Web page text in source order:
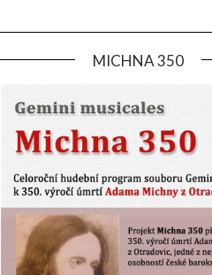
MICHNA 350